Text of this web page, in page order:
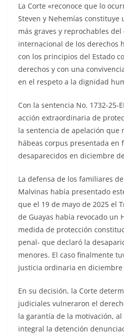
La Corte «reconoce que lo
Steven y Nehemías constituye
más graves y reprochables
internacional de los derechos
con los principios del Estado
derechos y con una
en el respeto a la dignidad
Con la sentencia No. 1732-25-
acción extraordinaria de
la sentencia de apelación que
hábeas corpus presentada en
desaparecidos en diciembre
La defensa de los familiares
Malvinas había presentado
que el 19 de mayo de 2025 el
de Guayas había revocado un
medida de protección
penal- que declaró la
menores. El caso finalmente
justicia ordinaria en diciembre
En su decisión, la Corte
judiciales vulneraron el
la garantía de la motivación,
integral la detención